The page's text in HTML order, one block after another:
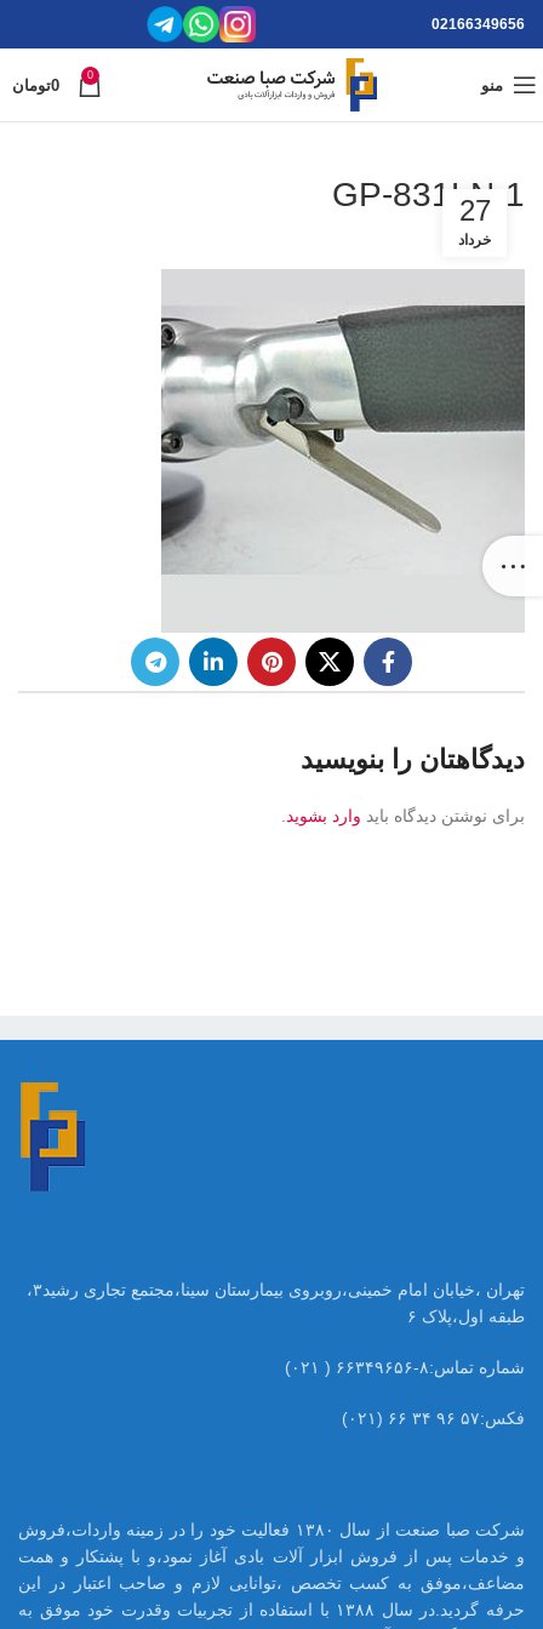
02166349656
منو
0
0تومان
GP-831LN-1
27
خرداد
دیدگاهتان را بنویسید
برای نوشتن دیدگاه باید وارد بشوید
تهران ،خیابان امام خمینی،روبروی بیمارستان سینا،مجتمع تجاری رشید۳،
طبقه اول،پلاک ۶
شماره تماس:۸-۶۶۳۴۹۶۵۶ ( ۰۲۱)
فکس:۵۷ ۹۶ ۳۴ ۶۶ (۰۲۱)
شرکت صبا صنعت از سال ۱۳۸۰ فعالیت خود را در زمینه واردات،فروش
و خدمات پس از فروش ابزار آلات بادی آغاز نمود،و با پشتکار و همت
مضاعف،موفق به کسب تخصص ،توانایی لازم و صاحب اعتبار در این
حرفه گردید.در سال ۱۳۸۸ با استفاده از تجربیات وقدرت خود موفق به